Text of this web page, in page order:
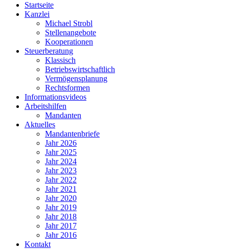
Startseite
Kanzlei
Michael Strobl
Stellenangebote
Kooperationen
Steuerberatung
Klassisch
Betriebswirtschaftlich
Vermögensplanung
Rechtsformen
Informationsvideos
Arbeitshilfen
Mandanten
Aktuelles
Mandantenbriefe
Jahr 2026
Jahr 2025
Jahr 2024
Jahr 2023
Jahr 2022
Jahr 2021
Jahr 2020
Jahr 2019
Jahr 2018
Jahr 2017
Jahr 2016
Kontakt